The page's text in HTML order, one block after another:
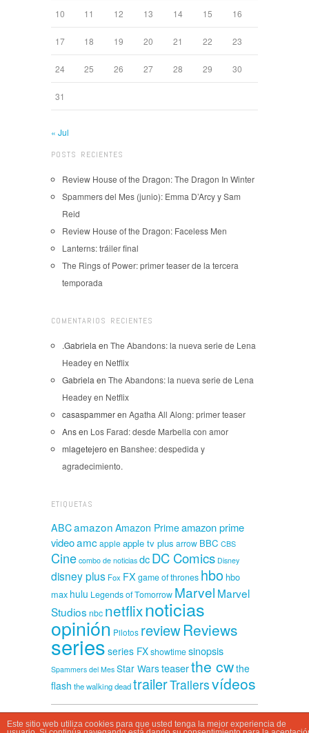
10 11 12 13 14 15 16
17 18 19 20 21 22 23
24 25 26 27 28 29 30
31
« Jul
POSTS RECIENTES
Review House of the Dragon: The Dragon In Winter
Spammers del Mes (junio): Emma D’Arcy y Sam
Reid
Review House of the Dragon: Faceless Men
Lanterns: tráiler final
The Rings of Power: primer teaser de la tercera
temporada
COMENTARIOS RECIENTES
.Gabriela en The Abandons: la nueva serie de Lena
Headey en Netflix
Gabriela en The Abandons: la nueva serie de Lena
Headey en Netflix
casaspammeren Agatha All Along: primer teaser
Ansen Los Farad: desde Marbella con amor
mlagetejero en Banshee: despedida y
agradecimiento.
ETIQUETAS
ABCamazon Amazon Primeamazon prime
videoamcapple apple tv plus arrow BBC CBS
Cine combo de noticias dcDC Comics Disney
disney plus Fox FX game of thrones hbo hbo
max hulu Legends of Tomorrow Marvel Marvel
Studios nbc netflixnoticias
opinión Pilotos reviewReviews
series series FXshowtimesinopsis
Spammers del Mes Star Warsteaserthe cwthe
flash the walking deadtrailerTrailersvídeos
CasaSpammer © 2026
Este sitio web utiliza cookies para que usted tenga la mejor experiencia de